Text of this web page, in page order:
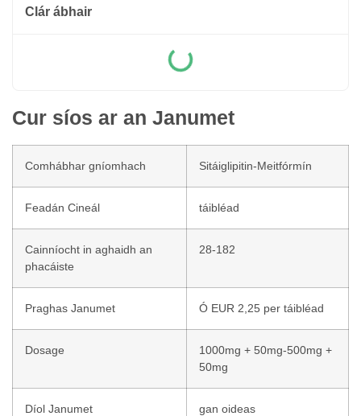
Clár ábhair
Cur síos ar an Janumet
Comhábhar gníomhach Sitáiglipitin-Meitfórmín
Feadán Cineál táibléad
Cainníocht in aghaidh an
phacáiste
28-182
Praghas Janumet Ó EUR 2,25 per táibléad
Dosage
1000mg + 50mg-500mg +
50mg
Díol Janumet gan oideas